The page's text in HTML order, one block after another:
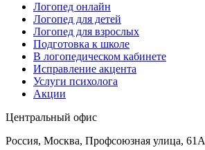
Логопед онлайн
Логопед для детей
Логопед для взрослых
Подготовка к школе
В логопедическом кабинете
Исправление акцента
Услуги психолога
Акции
Центральный офис
Россия, Москва, Профсоюзная улица, 61А